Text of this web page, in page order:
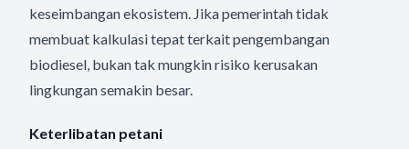
keseimbangan ekosistem. Jika pemerintah tidak
membuat kalkulasi tepat terkait pengembangan
biodiesel, bukan tak mungkin risiko kerusakan
lingkungan semakin besar.
Keterlibatan petani